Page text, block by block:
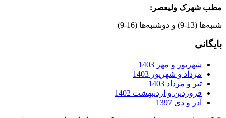
مطب شهرک ولیعصر:
شنبه‌ها (13-9) و دوشنبه‌ها (16-9)
بایگانی
شهریور و مهر 1403
مرداد و شهریور 1403
تیر و مرداد 1403
فروردین و اردیبهشت 1402
آذر و دی 1397